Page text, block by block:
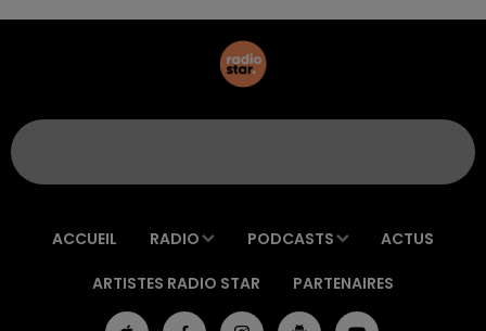
ACCUEIL RADIO PODCASTS ACTUS
ARTISTES RADIO STAR PARTENAIRES